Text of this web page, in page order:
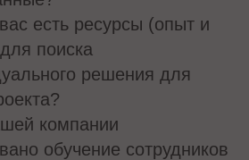
есть ресурсы (опыт и
поиска
решения для
компании
обучение сотрудников